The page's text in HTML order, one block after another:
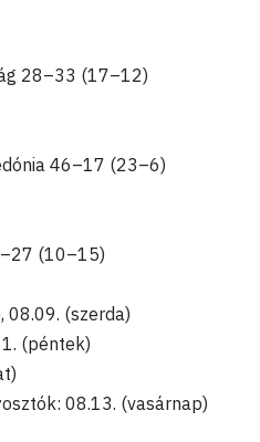
28–33 (17–12)
46–17 (23–6)
(10–15)
08.09. (szerda)
(péntek)
08.13. (vasárnap)